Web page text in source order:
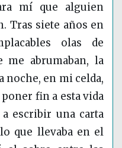
mí que alguien
Tras siete años en
olas de
me abrumaban, la
noche, en mi celda,
fin a esta vida
escribir una carta
que llevaba en el